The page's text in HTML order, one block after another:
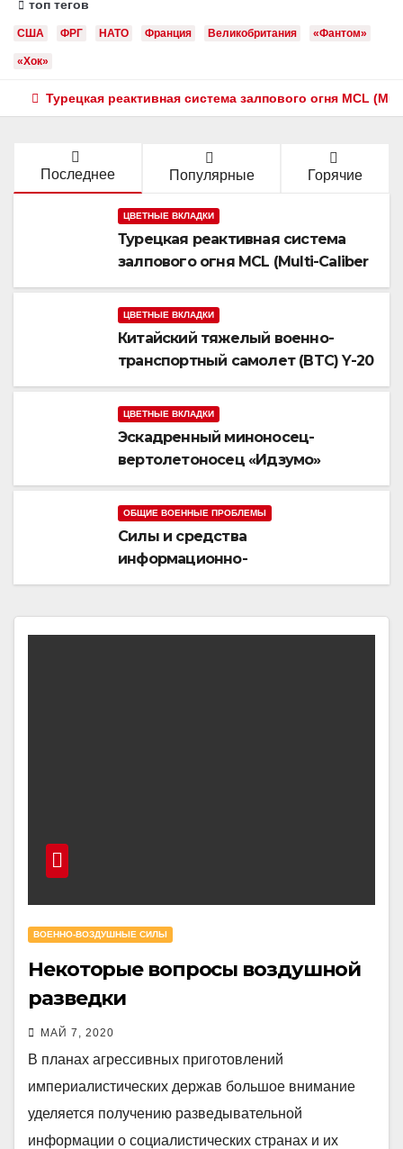
топ тегов
США ФРГ НАТО Франция Великобритания «Фантом»
«Хок»
Турецкая реактивная система залпового огня MCL
Последнее Популярные Горячие
ЦВЕТНЫЕ ВКЛАДКИ
Турецкая реактивная система
залпового огня MCL (Multi-Caliber
Launcher)
ЦВЕТНЫЕ ВКЛАДКИ
Китайский тяжелый военно-
транспортный самолет (BTC) Y-20
(«ЮНЬ-20») «Куньпин»
ЦВЕТНЫЕ ВКЛАДКИ
Эскадренный миноносец-
вертолетоносец «Идзумо»
ОБЩИЕ ВОЕННЫЕ ПРОБЛЕМЫ
Силы и средства
информационно-
психологических операций
ВОЕННО-ВОЗДУШНЫЕ СИЛЫ
Некоторые вопросы воздушной
разведки
МАЙ 7, 2020
В планах агрессивных приготовлений
империалистических держав большое внимание
уделяется получению разведывательной
информации о социалистических странах и их